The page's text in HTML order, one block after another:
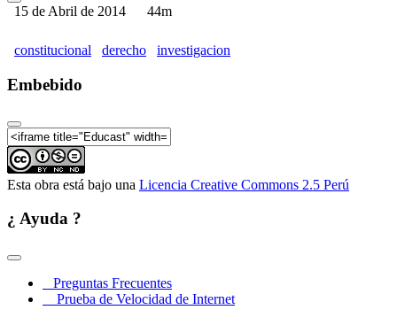
15 de Abril de 2014 44m
constitucional derecho investigacion
Embebido
Esta obra está bajo una Licencia Creative Commons 2.5 Perú
¿ Ayuda ?
Preguntas Frecuentes
Prueba de Velocidad de Internet